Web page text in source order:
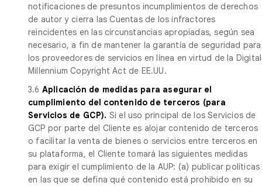
notificaciones de presuntos incumplimientos de derechos
de autor y cierra las Cuentas de los infractores
reincidentes en las circunstancias apropiadas, según sea
necesario, a fin de mantener la garantía de seguridad para
los proveedores de servicios en línea en virtud de la Digital
Millennium Copyright Act de EE.UU.
3.6 Aplicación de medidas para asegurar el
cumplimiento del contenido de terceros (para
Servicios de GCP). Si el uso principal de los Servicios de
GCP por parte del Cliente es alojar contenido de terceros
o facilitar la venta de bienes o servicios entre terceros en
su plataforma, el Cliente tomará las siguientes medidas
para exigir el cumplimiento de la AUP: (a) publicar políticas
en las que se defina qué contenido está prohibido en su